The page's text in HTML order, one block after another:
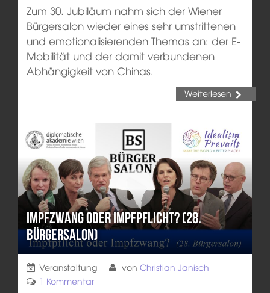
Zum 30. Jubiläum nahm sich der Wiener
Bürgersalon wieder eines sehr umstrittenen
und emotionalisierenden Themas an: der E-
Mobilität und der damit verbundenen
Abhängigkeit von Chinas.
Weiterlesen
Impfzwang oder Impfpflicht? (28.
Bürgersalon)
Veranstaltung von Christian Janisch
1 Kommentar